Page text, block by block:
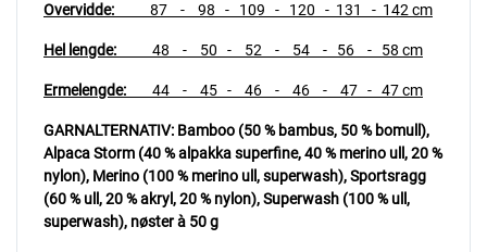
Overvidde: 87 - 98 - 109 - 120 - 131 - 142 cm
Hel lengde: 48 - 50 - 52 - 54 - 56 - 58 cm
Ermelengde: 44 - 45 - 46 - 46 - 47 - 47 cm
GARNALTERNATIV: Bamboo (50 % bambus, 50 % bomull),
Alpaca Storm (40 % alpakka superfine, 40 % merino ull, 20 %
nylon), Merino (100 % merino ull, superwash),Sportsragg
(60 % ull, 20 % akryl, 20 % nylon),Superwash (100 % ull,
superwash), nøster à 50 g